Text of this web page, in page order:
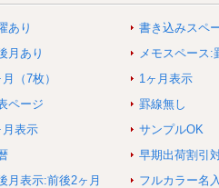
あり
書き込みスペ
月あり
メモスペース:
（7枚）
1ヶ月表示
ページ
罫線無し
月表示
サンプルOK
早期出荷割引
月表示:前後2ヶ月
フルカラー名